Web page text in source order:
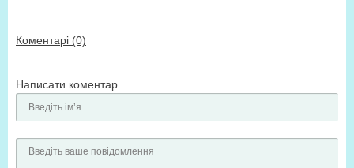
Коментарі (0)
Написати коментар